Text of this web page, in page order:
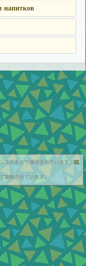
напитков
スのもとで提供されています： CC
提供されています。